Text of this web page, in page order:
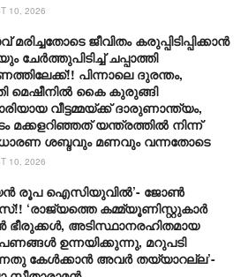
10, 2026
മരിച്ചതോടെ ജീവിതം കരുപ്പിടിപ്പിക്കാൻ
ചേർത്തുപിടിച്ച് ചപ്പാത്തി
പിന്നാലെ ദുരന്തം,
മെഷീനിൽ കൈ കുരുങ്ങി
വീട്ടമ്മയ്ക്ക് ദാരുണാന്ത്യം,
മക്കളറിഞ്ഞത് യന്ത്രത്തിൽ നിന്ന്
ശബ്ദവും മണവും വന്നതോടെ
10, 2026
രൂപ ഐസിയുവിൽ’- ജോൺ
‘രാജ്യത്തെ കമ്മ്യൂണിസ്റ്റുകാർ
അടിസ്ഥാനരഹിതമായ
ഉന്നയിക്കുന്നു, മറുപടി
കേൾക്കാൻ അവർ തയ്യാറല്ല’-